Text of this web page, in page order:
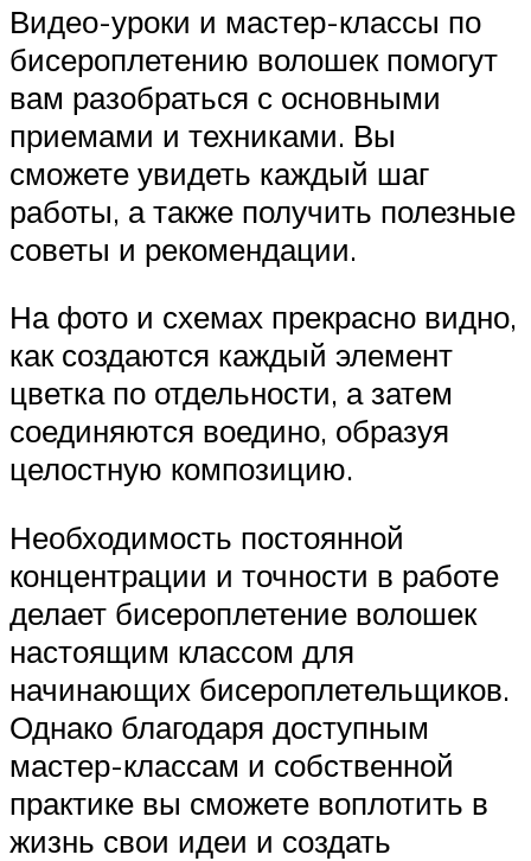
Видео-уроки и мастер-классы по
бисероплетению волошек помогут
вам разобраться с основными
приемами и техниками. Вы
сможете увидеть каждый шаг
работы, а также получить полезные
советы и рекомендации.
На фото и схемах прекрасно видно,
как создаются каждый элемент
цветка по отдельности, а затем
соединяются воедино, образуя
целостную композицию.
Необходимость постоянной
концентрации и точности в работе
делает бисероплетение волошек
настоящим классом для
начинающих бисероплетельщиков.
Однако благодаря доступным
мастер-классам и собственной
практике вы сможете воплотить в
жизнь свои идеи и создать